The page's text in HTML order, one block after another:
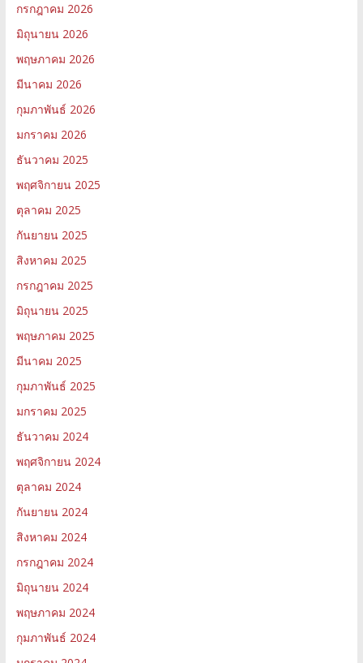
กรกฎาคม 2026
มิถุนายน 2026
พฤษภาคม 2026
มีนาคม 2026
กุมภาพันธ์ 2026
มกราคม 2026
ธันวาคม 2025
พฤศจิกายน 2025
ตุลาคม 2025
กันยายน 2025
สิงหาคม 2025
กรกฎาคม 2025
มิถุนายน 2025
พฤษภาคม 2025
มีนาคม 2025
กุมภาพันธ์ 2025
มกราคม 2025
ธันวาคม 2024
พฤศจิกายน 2024
ตุลาคม 2024
กันยายน 2024
สิงหาคม 2024
กรกฎาคม 2024
มิถุนายน 2024
พฤษภาคม 2024
กุมภาพันธ์ 2024